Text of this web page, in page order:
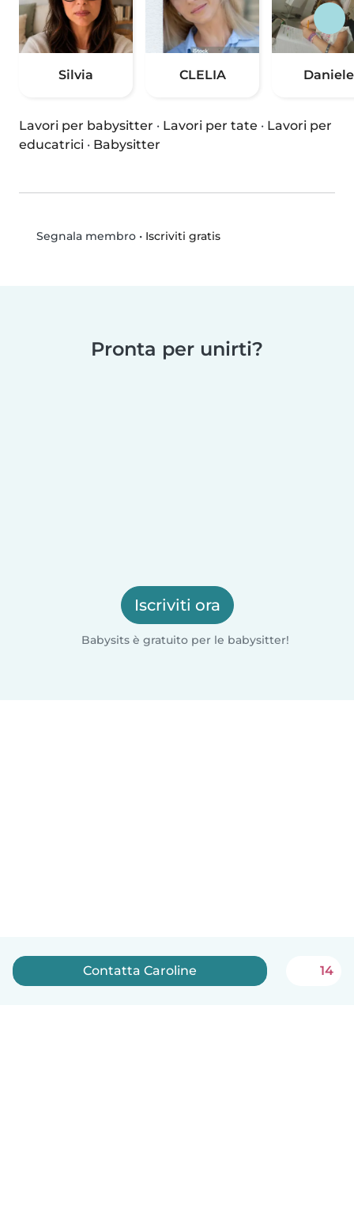
Silvia CLELIA Daniele
Lavori per babysitter · Lavori per tate · Lavori per
educatrici · Babysitter
Segnala membro• Iscriviti gratis
Pronta per unirti?
Iscriviti ora
Babysits è gratuito per le babysitter!
Contatta Caroline 14